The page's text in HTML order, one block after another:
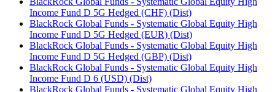
Income Fund D 5G Hedged (CHF) (Dist)
BlackRock Global Funds - Systematic Global Equity High
Income Fund D 5G Hedged (EUR) (Dist)
BlackRock Global Funds - Systematic Global Equity High
Income Fund D 5G Hedged (GBP) (Dist)
BlackRock Global Funds - Systematic Global Equity High
Income Fund D 6 (USD) (Dist)
BlackRock Global Funds - Systematic Global Equity High